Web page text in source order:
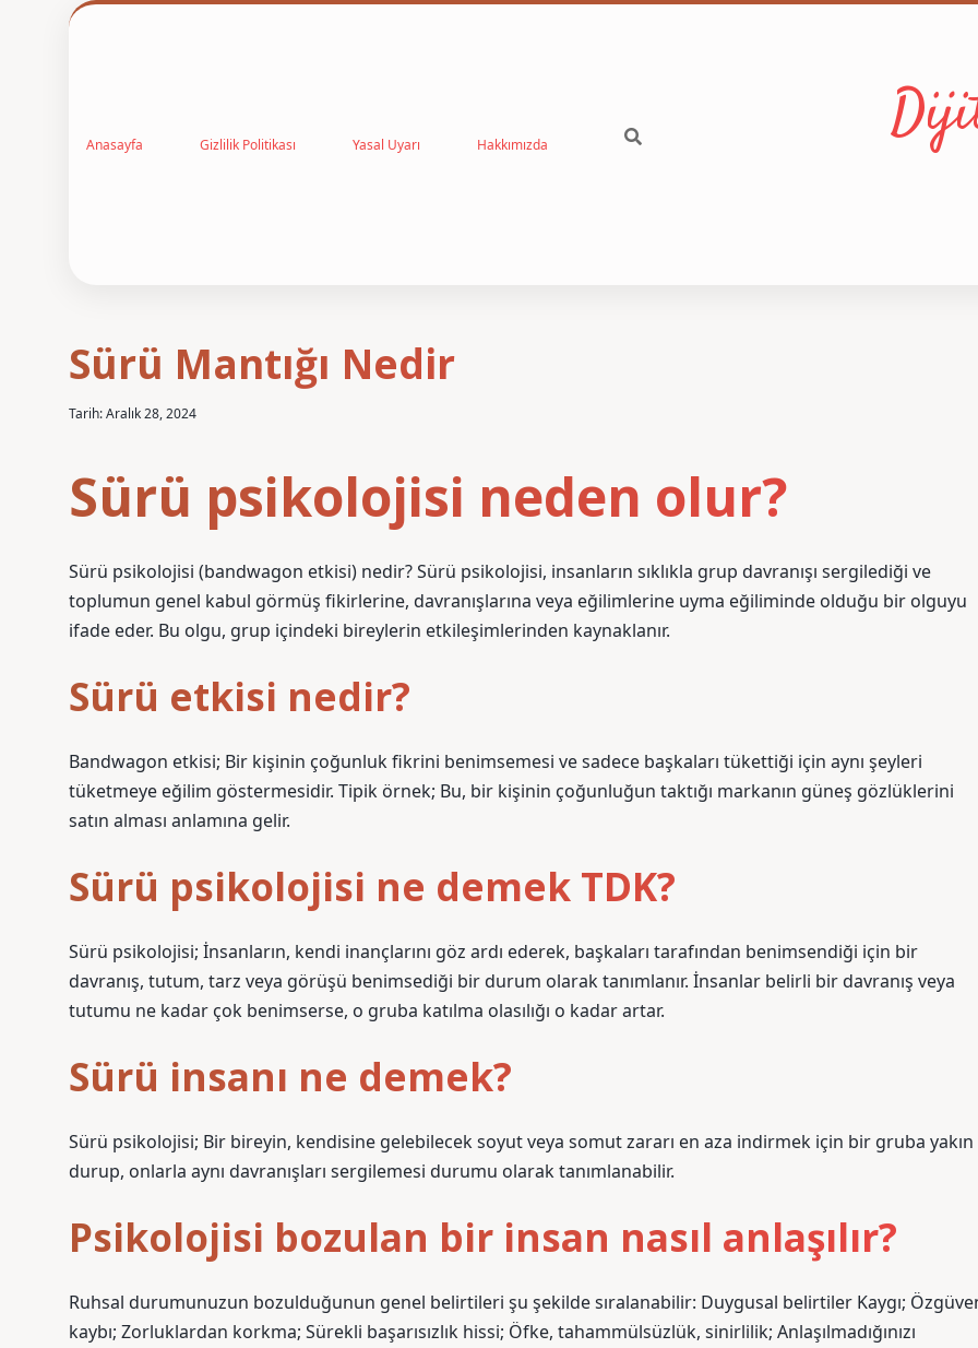
Anasayfa Gizlilik Politikası Yasal Uyarı Hakkımızda
Sürü Mantığı Nedir
Tarih: Aralık 28, 2024
Sürü psikolojisi neden olur?
Sürü psikolojisi (bandwagon etkisi) nedir? Sürü psikolojisi, insanların sıklıkla grup davranışı sergilediği ve
toplumun genel kabul görmüş fikirlerine, davranışlarına veya eğilimlerine uyma eğiliminde olduğu bir olguyu
ifade eder. Bu olgu, grup içindeki bireylerin etkileşimlerinden kaynaklanır.
Sürü etkisi nedir?
Bandwagon etkisi; Bir kişinin çoğunluk fikrini benimsemesi ve sadece başkaları tükettiği için aynı şeyleri
tüketmeye eğilim göstermesidir. Tipik örnek; Bu, bir kişinin çoğunluğun taktığı markanın güneş gözlüklerini
satın alması anlamına gelir.
Sürü psikolojisi ne demek TDK?
Sürü psikolojisi; İnsanların, kendi inançlarını göz ardı ederek, başkaları tarafından benimsendiği için bir
davranış, tutum, tarz veya görüşü benimsediği bir durum olarak tanımlanır. İnsanlar belirli bir davranış veya
tutumu ne kadar çok benimserse, o gruba katılma olasılığı o kadar artar.
Sürü insanı ne demek?
Sürü psikolojisi; Bir bireyin, kendisine gelebilecek soyut veya somut zararı en aza indirmek için bir gruba yakın
durup, onlarla aynı davranışları sergilemesi durumu olarak tanımlanabilir.
Psikolojisi bozulan bir insan nasıl anlaşılır?
Ruhsal durumunuzun bozulduğunun genel belirtileri şu şekilde sıralanabilir: Duygusal belirtiler Kaygı;
kaybı; Zorluklardan korkma; Sürekli başarısızlık hissi; Öfke, tahammülsüzlük, sinirlilik; Anlaşılmadığınızı